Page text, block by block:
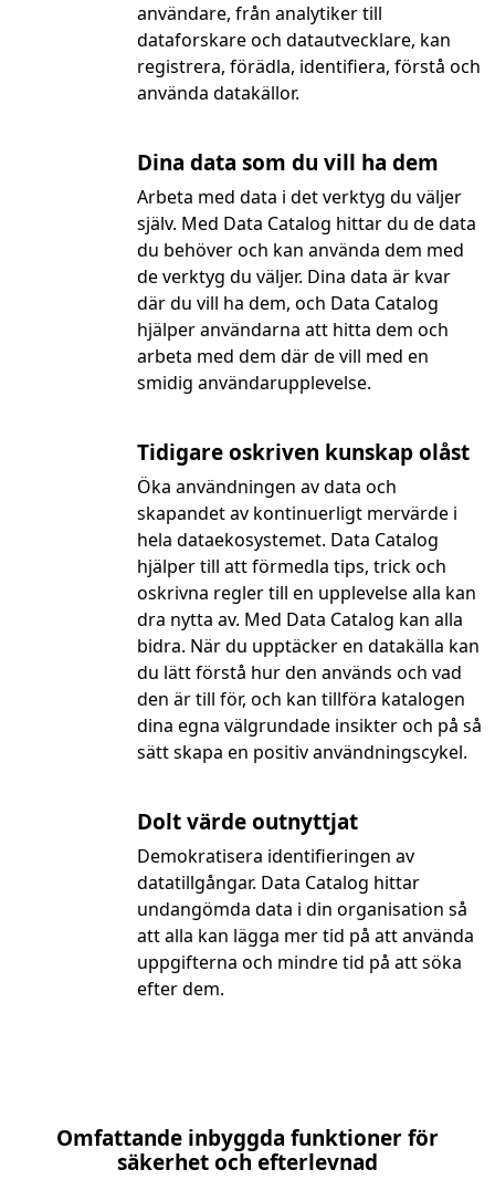
användare, från analytiker till
dataforskare och datautvecklare, kan
registrera, förädla, identifiera, förstå och
använda datakällor.
Dina data som du vill ha dem
Arbeta med data i det verktyg du väljer
själv. Med Data Catalog hittar du de data
du behöver och kan använda dem med
de verktyg du väljer. Dina data är kvar
där du vill ha dem, och Data Catalog
hjälper användarna att hitta dem och
arbeta med dem där de vill med en
smidig användarupplevelse.
Tidigare oskriven kunskap olåst
Öka användningen av data och
skapandet av kontinuerligt mervärde i
hela dataekosystemet. Data Catalog
hjälper till att förmedla tips, trick och
oskrivna regler till en upplevelse alla kan
dra nytta av. Med Data Catalog kan alla
bidra. När du upptäcker en datakälla kan
du lätt förstå hur den används och vad
den är till för, och kan tillföra katalogen
dina egna välgrundade insikter och på så
sätt skapa en positiv användningscykel.
Dolt värde outnyttjat
Demokratisera identifieringen av
datatillgångar. Data Catalog hittar
undangömda data i din organisation så
att alla kan lägga mer tid på att använda
uppgifterna och mindre tid på att söka
efter dem.
Omfattande inbyggda funktioner för
säkerhet och efterlevnad